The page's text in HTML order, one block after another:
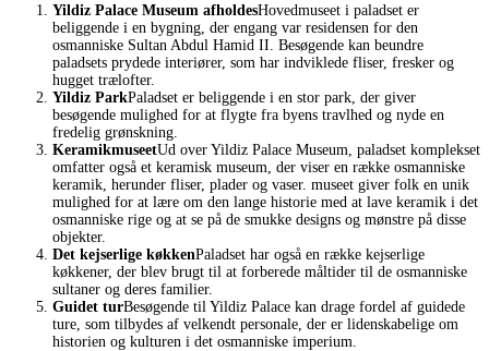
Yildiz Palace Museum afholdesHovedmuseet i paladset er
beliggende i en bygning, der engang var residensen for den
osmanniske Sultan Abdul Hamid II. Besøgende kan beundre
paladsets prydede interiører, som har indviklede fliser, fresker og
hugget trælofter.
Yildiz ParkPaladset er beliggende i en stor park, der giver
besøgende mulighed for at flygte fra byens travlhed og nyde en
fredelig grønskning.
KeramikmuseetUd over Yildiz Palace Museum, paladset komplekset
omfatter også et keramisk museum, der viser en række osmanniske
keramik, herunder fliser, plader og vaser. museet giver folk en unik
mulighed for at lære om den lange historie med at lave keramik i det
osmanniske rige og at se på de smukke designs og mønstre på disse
objekter.
Det kejserlige køkkenPaladset har også en række kejserlige
køkkener, der blev brugt til at forberede måltider til de osmanniske
sultaner og deres familier.
Guidet turBesøgende til Yildiz Palace kan drage fordel af guidede
ture, som tilbydes af velkendt personale, der er lidenskabelige om
historien og kulturen i det osmanniske imperium.